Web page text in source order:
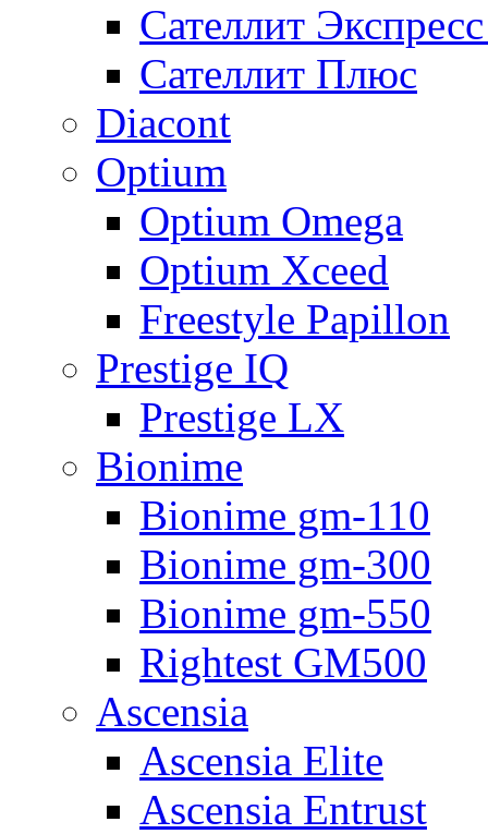
Сателлит
Сателлит Плюс
Diacont
Optium
Optium Omega
Optium Xceed
Freestyle Papillon
Prestige IQ
Prestige LX
Bionime
Bionime gm-110
Bionime gm-300
Bionime gm-550
Rightest GM500
Ascensia
Ascensia Elite
Ascensia Entrust